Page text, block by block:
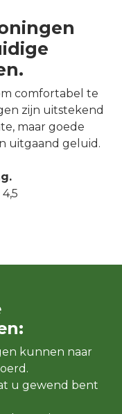
comfortabel te
zijn uitstekend
maar goede
uitgaand geluid.
kunnen naar
u gewend bent